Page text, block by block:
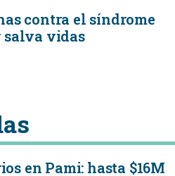
contra el síndrome
salva vidas
en Pami: hasta $16M